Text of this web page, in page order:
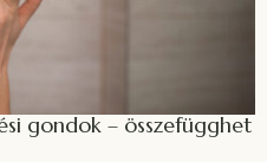
gondok – összefügghet